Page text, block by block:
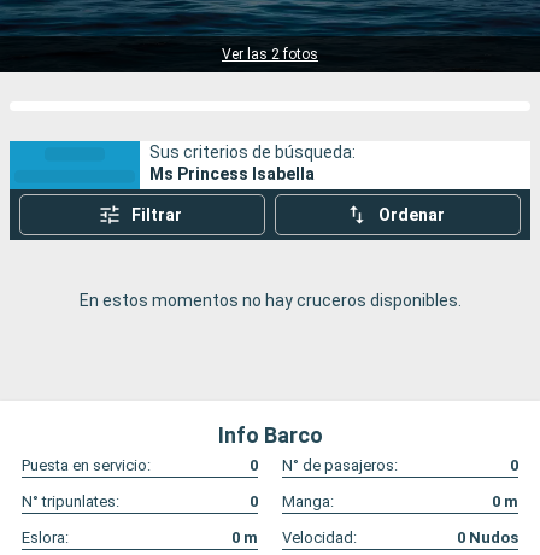
Ver las 2 fotos
Sus criterios de búsqueda:
Ms Princess Isabella
Filtrar Ordenar
En estos momentos no hay cruceros disponibles.
Info Barco
Puesta en servicio: 0 N° de pasajeros:
0
N° tripunlates:
0 Manga: 0 m
Eslora:
0 m Velocidad: 0 Nudos